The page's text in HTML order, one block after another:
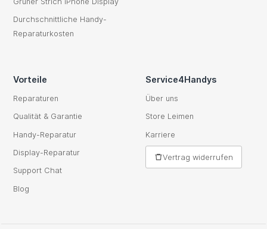
Durchschnittliche Handy-
Reparaturkosten
Vorteile
Reparaturen
Qualität & Garantie
Handy-Reparatur
Display-Reparatur
Support Chat
Blog
Service4Handys
Über uns
Store Leimen
Karriere
Vertrag widerrufen